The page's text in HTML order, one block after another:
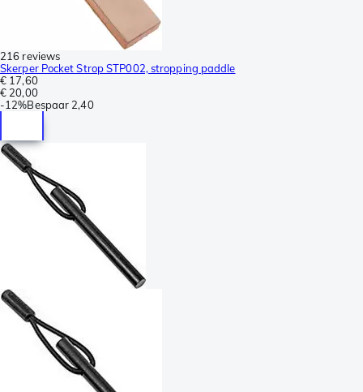
216 reviews
Skerper Pocket Strop STP002, stropping paddle
€ 17,60
€ 20,00
-12%Bespaar 2,40